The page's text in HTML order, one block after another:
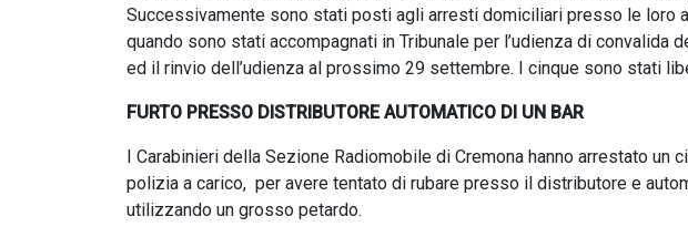
Successivamente sono stati posti agli arresti domiciliari presso le loro
quando sono stati accompagnati in Tribunale per l’udienza di convalida
ed il rinvio dell’udienza al prossimo 29 settembre. I cinque sono stati
FURTO PRESSO DISTRIBUTORE AUTOMATICO DI UN BAR
I Carabinieri della Sezione Radiomobile di Cremona hanno arrestato un
polizia a carico, per avere tentato di rubare presso il distributore e
utilizzando un grosso petardo.